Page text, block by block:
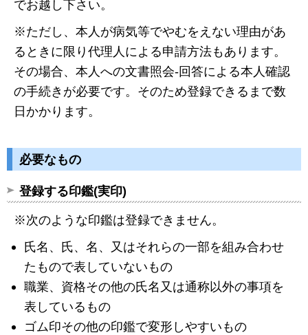
でお越し下さい。
※ただし、本人が病気等でやむをえない理由があ
るときに限り代理人による申請方法もあります。
その場合、本人への文書照会-回答による本人確認
の手続きが必要です。そのため登録できるまで数
日かかります。
必要なもの
登録する印鑑(実印)
※次のような印鑑は登録できません。
氏名、氏、名、又はそれらの一部を組み合わせ
たもので表していないもの
職業、資格その他の氏名又は通称以外の事項を
表しているもの
ゴム印その他の印鑑で変形しやすいもの